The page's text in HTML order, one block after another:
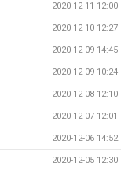
2020-12-11 12:00
2020-12-10 12:27
2020-12-09 14:45
2020-12-09 10:24
2020-12-08 12:10
2020-12-07 12:01
2020-12-06 14:52
2020-12-05 12:30